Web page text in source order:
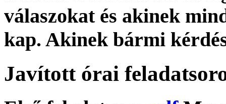
válaszokat és akinek
kap. Akinek bármi
Javított órai